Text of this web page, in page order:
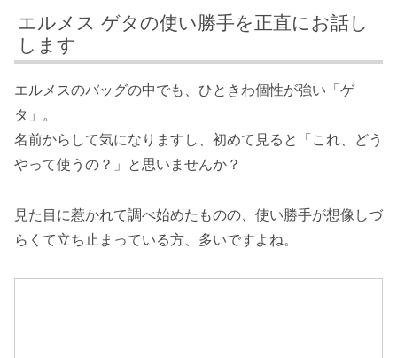
エルメス ゲタの使い勝手を正直にお話し
します
エルメスのバッグの中でも、ひときわ個性が強い「ゲ
タ」。
名前からして気になりますし、初めて見ると「これ、どう
やって使うの？」と思いませんか？
見た目に惹かれて調べ始めたものの、使い勝手が想像しづ
らくて立ち止まっている方、多いですよね。